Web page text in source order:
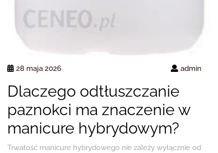
28 maja 2026 admin
Dlaczego odtłuszczanie
paznokci ma znaczenie w
manicure hybrydowym?
Trwałość manicure hybrydowego nie zależy wyłącznie od